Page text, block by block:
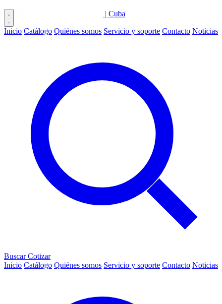
| Cuba
Inicio Catálogo Quiénes somos Servicio y soporte Contacto Noticias
BuscarCotizar
Inicio Catálogo Quiénes somos Servicio y soporte Contacto Noticias